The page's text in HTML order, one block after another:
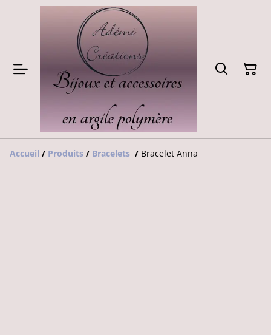
Accueil / Produits / Bracelets / Bracelet Anna